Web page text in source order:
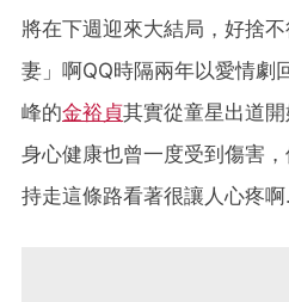
將在下週迎來大結局，好捨
妻」啊QQ時隔兩年以愛情劇
峰的金裕貞其實從童星出道
身心健康也曾一度受到傷害
持走這條路看著很讓人心疼